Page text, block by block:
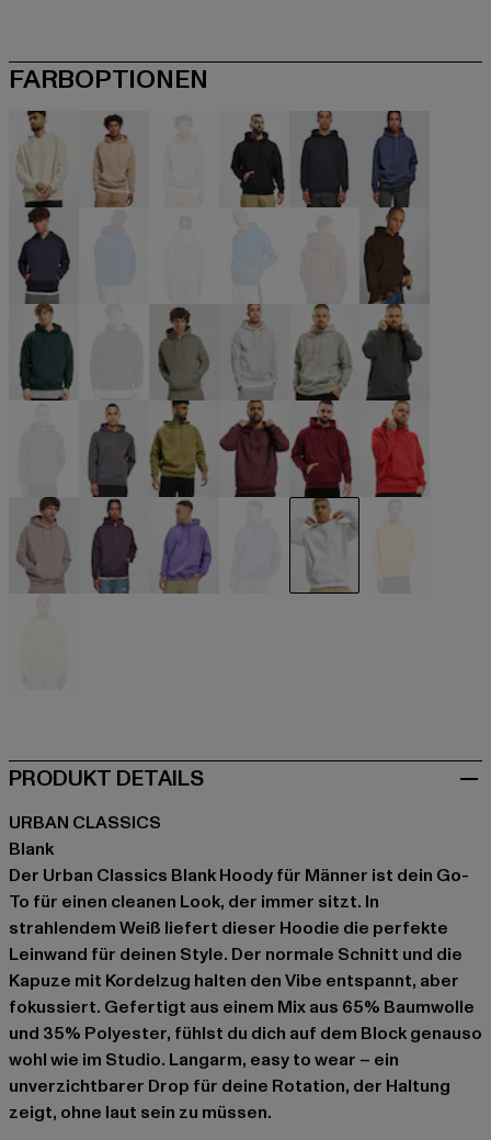
FARBOPTIONEN
beige blau
blau blau blau braun braun
grün grün grau grau grau
grau grau olive rot
PRODUKT DETAILS
URBAN CLASSICS
Blank
Der Urban Classics Blank Hoody für Männer ist dein Go-
To für einen cleanen Look, der immer sitzt. In
strahlendem Weiß liefert dieser Hoodie die perfekte
Leinwand für deinen Style. Der normale Schnitt und die
Kapuze mit Kordelzug halten den Vibe entspannt, aber
fokussiert. Gefertigt aus einem Mix aus 65% Baumwolle
und 35% Polyester, fühlst du dich auf dem Block genauso
wohl wie im Studio. Langarm, easy to wear – ein
unverzichtbarer Drop für deine Rotation, der Haltung
zeigt, ohne laut sein zu müssen.